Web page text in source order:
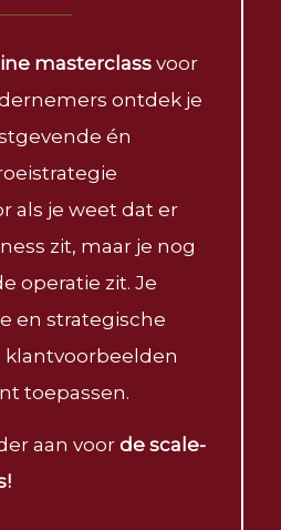
masterclass voor
ontdek je
én
als je weet dat er
zit, maar je nog
operatie zit. Je
en strategische
toepassen.
aan voorde scale-